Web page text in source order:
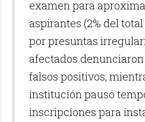
examen para
aspirantes (2% del
por presuntas
afectados
falsos positivos,
institución pausó
inscripciones para